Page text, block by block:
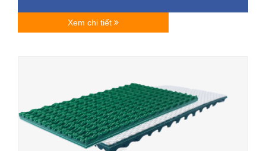
Xem chi tiết